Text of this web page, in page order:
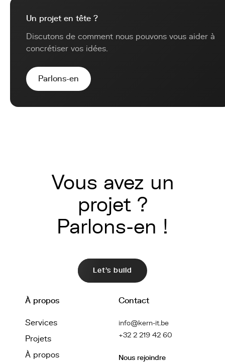
Un projet en tête ?
Discutons de comment nous pouvons vous aider à
concrétiser vos idées.
Parlons-en
Vous avez un
projet ?
Parlons-en !
Let's build
À propos
Services
Projets
À propos
Contact
info@kern-it.be
+32 2 219 42 60
Nous rejoindre